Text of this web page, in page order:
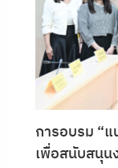
การอบรม “
เพื่อสนับสนุน